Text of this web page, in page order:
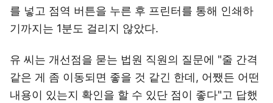
를 넣고 점역 버튼을 누른 후 프린터를 통해 인쇄하
기까지는 1분도 걸리지 않았다.
유 씨는 개선점을 묻는 법원 직원의 질문에 "줄 간격
같은 게 좀 이동되면 좋을 것 같긴 한데, 어쨌든 어떤
내용이 있는지 확인을 할 수 있단 점이 좋다"고 답했